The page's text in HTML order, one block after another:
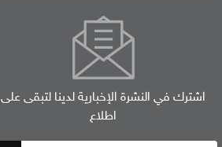
اشترك في النشرة الإخبارية لدينا لتبقى على
اطلاع